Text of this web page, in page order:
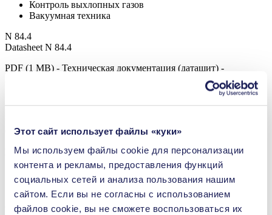
Этот сайт использует файлы «куки»
Мы используем файлы сookie для персонализации
контента и рекламы, предоставления функций
социальных сетей и анализа пользования нашим
сайтом. Если вы не согласны с использованием
файлов cookie, вы не сможете воспользоваться их
Контроль выхлопных газов
Вакуумная техника
N 84.4
Datasheet N 84.4
PDF (1 MB) - Техническая документация (даташит) -
Operating Manual N 84 DC-B MI
PDF (3 MB) - Руководства по эксплуатации - Английский
3D CAD Model N 84.4